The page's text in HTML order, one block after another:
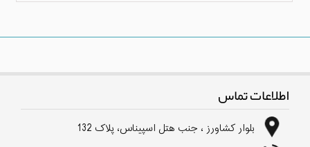
اطلاعات تماس
بلوار كشاورز ، جنب هتل اسپیناس، پلاک 132